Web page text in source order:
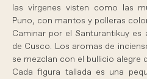
las vírgenes visten como las
Puno, con mantos y polleras
Caminar por el Santurantikuy es
de Cusco. Los aromas de
se mezclan con el bullicio alegre
Cada figura tallada es una